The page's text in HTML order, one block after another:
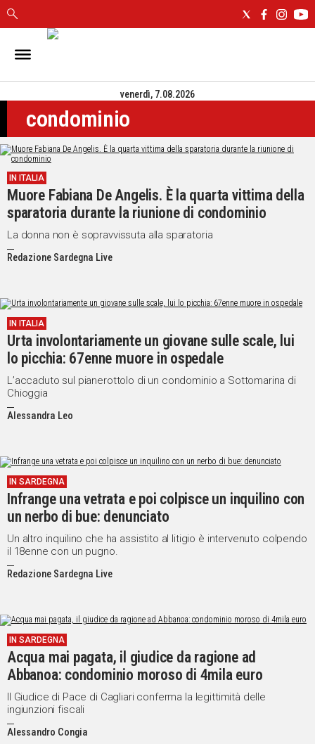
IN
CAGLIARI
SASSARI
NUORO
ORISTANO
SULCIS
GALLURA
OGLIASTRA
CAMPIDANO
POLITICA
IN
ITALIA
NEL
MONDO
SPORT
EVENTI
VIDEO
Vai
UNISCITI
WHATSAPP
Social
venerdì, 7.08.2026
condominio
IN ITALIA
Muore Fabiana De Angelis. È la quarta vittima della
sparatoria durante la riunione di condominio
La donna non è sopravvissuta alla sparatoria
Redazione Sardegna Live
IN ITALIA
Urta involontariamente un giovane sulle scale, lui
lo picchia: 67enne muore in ospedale
L’accaduto sul pianerottolo di un condominio a Sottomarina di
Chioggia
Alessandra Leo
IN SARDEGNA
Infrange una vetrata e poi colpisce un inquilino con
un nerbo di bue: denunciato
Un altro inquilino che ha assistito al litigio è intervenuto colpendo
il 18enne con un pugno.
Redazione Sardegna Live
IN SARDEGNA
Acqua mai pagata, il giudice da ragione ad
Abbanoa: condominio moroso di 4mila euro
Il Giudice di Pace di Cagliari conferma la legittimità delle
ingiunzioni fiscali
Alessandro Congia